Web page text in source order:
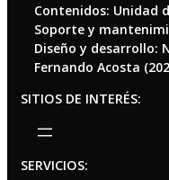
Contenidos: Unidad
Soporte y
Diseño y desarrollo:
Fernando Acosta
SITIOS DE INTERÉS:
SERVICIOS: